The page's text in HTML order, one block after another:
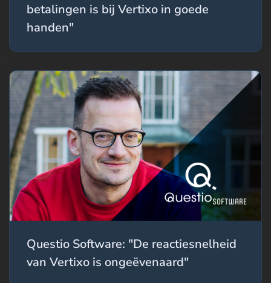
betalingen is bij Vertixo in goede
handen"
Questio Software: "De reactiesnelheid
van Vertixo is ongeëvenaard"